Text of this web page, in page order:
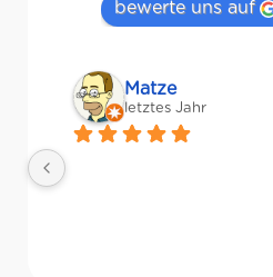
bewerte uns auf
Veronika Stulberg
letztes Jahr